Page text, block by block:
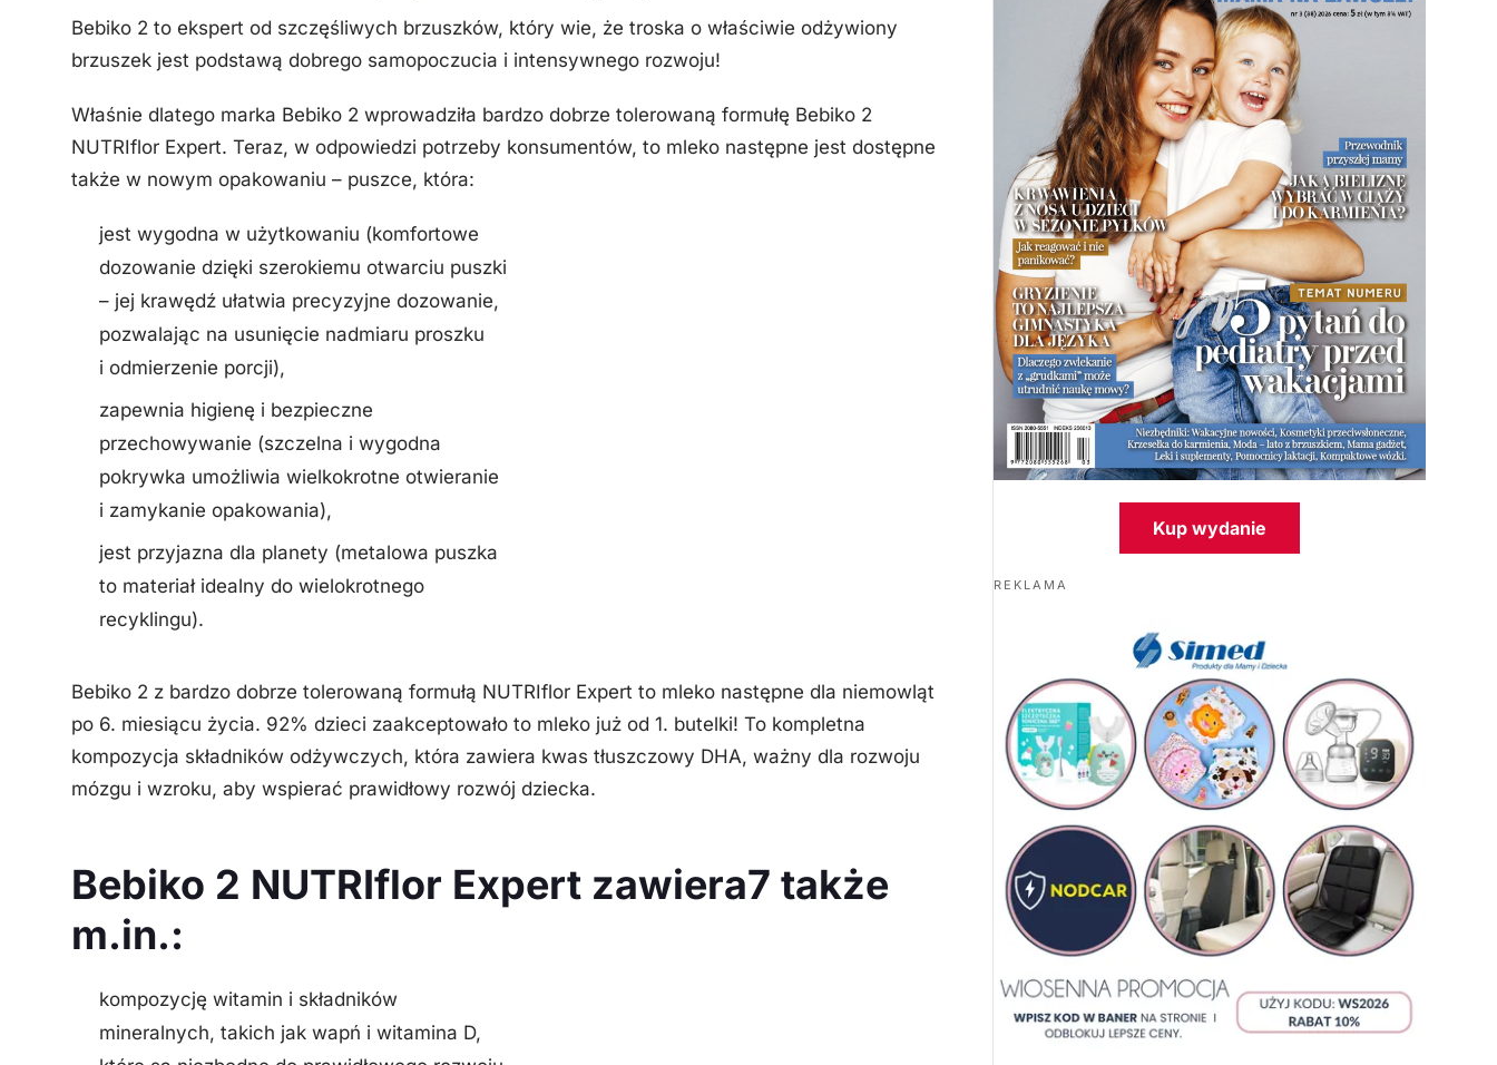
Bebiko 2 to ekspert od szczęśliwych brzuszków, który wie, że troska o właściwie odżywiony
brzuszek jest podstawą dobrego samopoczucia i intensywnego rozwoju!
Właśnie dlatego marka Bebiko 2 wprowadziła bardzo dobrze tolerowaną formułę Bebiko 2
NUTRIflor Expert. Teraz, w odpowiedzi potrzeby konsumentów, to mleko następne jest dostępne
także w nowym opakowaniu – puszce, która:
jest wygodna w użytkowaniu (komfortowe
dozowanie dzięki szerokiemu otwarciu puszki
– jej krawędź ułatwia precyzyjne dozowanie,
pozwalając na usunięcie nadmiaru proszku
i odmierzenie porcji),
zapewnia higienę i bezpieczne
przechowywanie (szczelna i wygodna
pokrywka umożliwia wielkokrotne otwieranie
i zamykanie opakowania),
jest przyjazna dla planety (metalowa puszka
to materiał idealny do wielokrotnego
recyklingu).
Bebiko 2 z bardzo dobrze tolerowaną formułą NUTRIflor Expert to mleko następne dla niemowląt
po 6. miesiącu życia. 92% dzieci zaakceptowało to mleko już od 1. butelki! To kompletna
kompozycja składników odżywczych, która zawiera kwas tłuszczowy DHA, ważny dla rozwoju
mózgu i wzroku, aby wspierać prawidłowy rozwój dziecka.
Bebiko 2 NUTRIflor Expert zawiera7 także
m.in.:
kompozycję witamin i składników
mineralnych, takich jak wapń i witamina D,
Kup wydanie
REKLAMA